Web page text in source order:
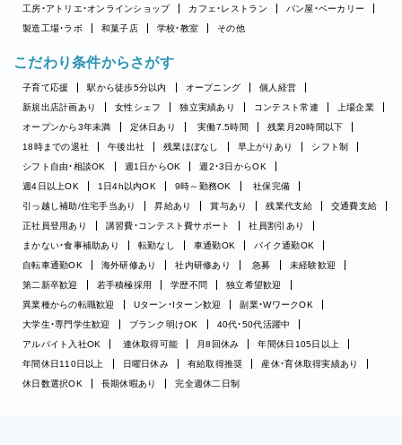
工房・アトリエ・オンラインショップ
カフェ・レストラン
パン屋・ベーカリー
製造工場・ラボ
和菓子店 学校・教室 その他
こだわり条件からさがす
子育て応援 駅から徒歩5分以内 オープニング
個人経営
新規出店計画あり
女性シェフ 独立実績あり コンテスト常連
上場企業
オープンから3年未満
定休日あり 実働7.5時間
残業月20時間以下
18時までの退社
午後出社 残業ほぼなし 早上がりあり
シフト制
シフト自由・相談OK
週1日からOK
週2・3日からOK
週4日以上OK
1日4h以内OK 9時～勤務OK
社保完備
引っ越し補助/住宅手当あり
昇給あり 賞与あり 残業代支給
交通費支給
正社員登用あり
講習費・コンテスト費サポート
社員割引あり
まかない・食事補助あり
転勤なし 車通勤OK
バイク通勤OK
自転車通勤OK
海外研修あり 社内研修あり 急募
未経験歓迎
第二新卒歓迎
若手積極採用 学歴不問
独立希望歓迎
異業種からの転職歓迎
Uターン・Iターン歓迎
副業・WワークOK
大学生・専門学生歓迎
ブランク明けOK
40代・50代活躍中
アルバイト入社OK
連休取得可能 月8回休み
年間休日105日以上
年間休日110日以上
日曜日休み 有給取得推奨
産休・育休取得実績あり
休日数選択OK
長期休暇あり 完全週休二日制